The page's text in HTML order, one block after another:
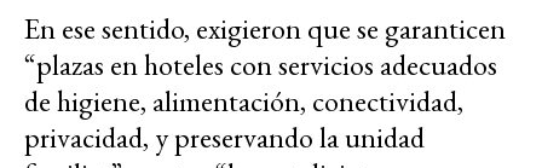
En ese sentido, exigieron que se garanticen
“plazas en hoteles con servicios adecuados
de higiene, alimentación, conectividad,
privacidad, y preservando la unidad